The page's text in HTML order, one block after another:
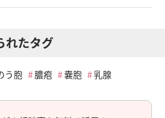
れたタグ
う胞 膿疱 嚢胞 乳腺